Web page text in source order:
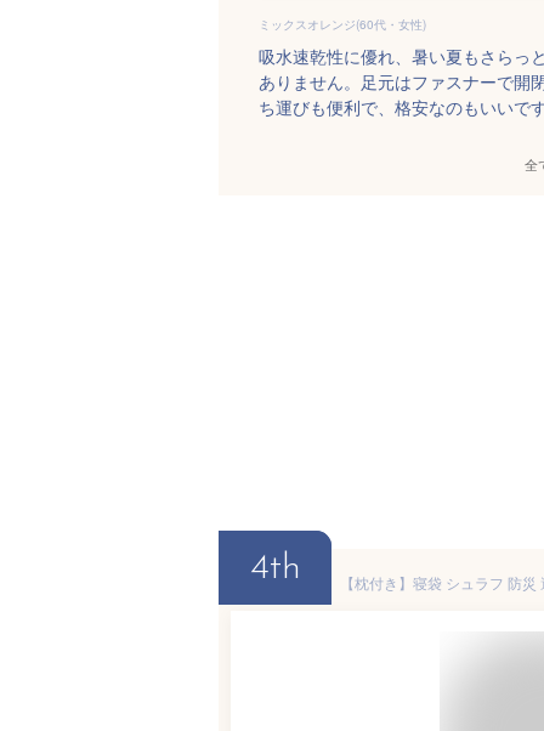
ミックスオレンジ(60代・女性)
吸水速乾性に優れ、暑い夏もさらっ
ありません。足元はファスナーで開
ち運びも便利で、格安なのもいいで
全
4th